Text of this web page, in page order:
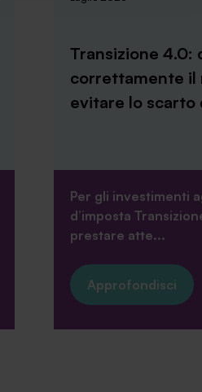
Transizione 4.0:
correttamente il
evitare lo
Per gli investimenti
d’imposta
prestare atte...
Approfondisci